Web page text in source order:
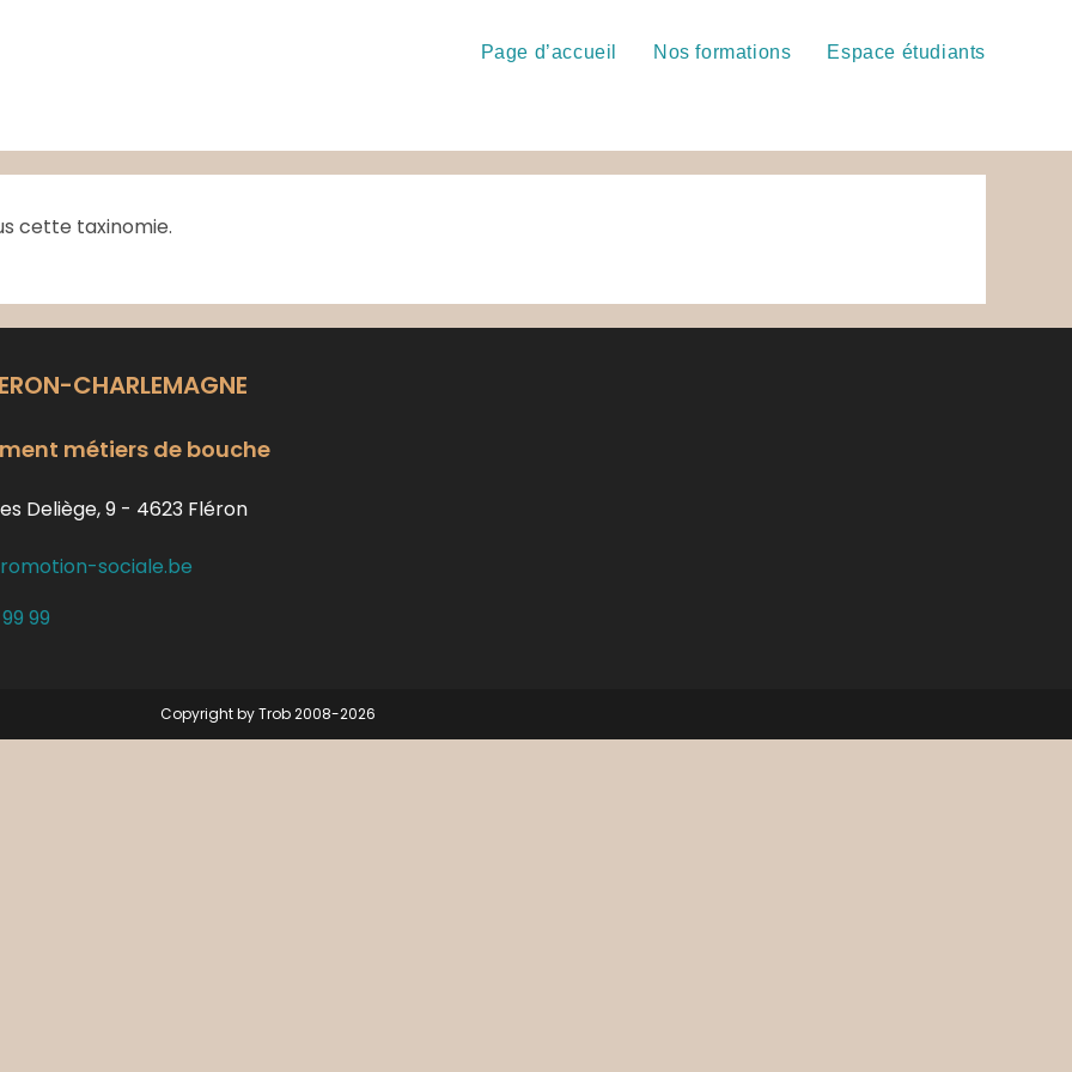
Page d’accueil Nos formations Espace étudiants
cette taxinomie.
CHARLEMAGNE
métiers de bouche
Deliège, 9 - 4623 Fléron
sociale.be
99
Copyright by Trob 2008-2026